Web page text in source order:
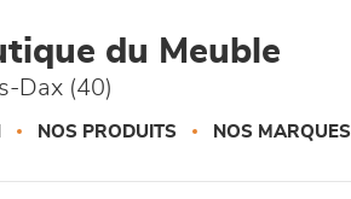
du Meuble
Dax (40)
NOS PRODUITS NOS MARQUES